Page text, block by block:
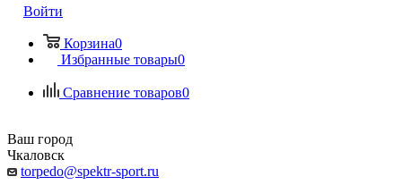
Войти
Корзина0
Избранные товары0
Сравнение товаров0
Ваш город
Чкаловск
torpedo@spektr-sport.ru